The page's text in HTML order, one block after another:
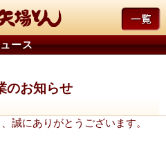
ース
のお知らせ
誠にありがとうございます。